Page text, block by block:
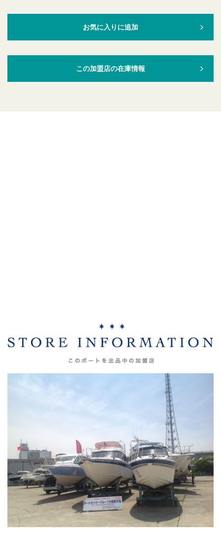
お気に入りに追加
この加盟店の在庫情報